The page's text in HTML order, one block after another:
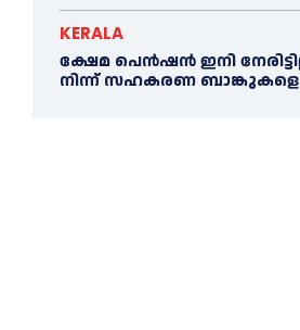
KERALA
ക്ഷേമ പെൻഷൻ ഇനി
നിന്ന് സഹകരണ ബാങ്കുകളെ